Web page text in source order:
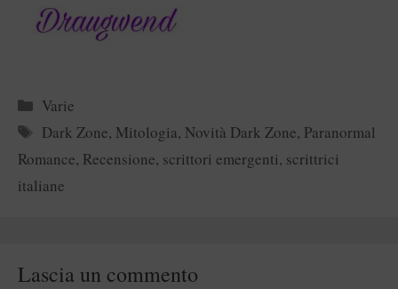
Categorie
Varie
Tag
Dark Zone, Mitologia, Novità Dark Zone, Paranormal
Romance, Recensione, scrittori emergenti, scrittrici
italiane
Lascia un commento